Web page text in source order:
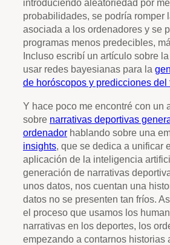
introduciendo aleatoriedad por
probabilidades, se podría romper
asociada a los ordenadores y se
programas menos predecibles,
Incluso escribí un artículo sobre
usar redes bayesianas para la
de horóscopos y predicciones del
Y hace poco me encontré con un
sobre narrativas deportivas
ordenador hablando sobre una
insights, que se dedica a unificar
aplicación de la inteligencia
generación de narrativas
unos datos, nos cuentan una
datos no se presenten tan fríos.
el proceso que usamos los
narrativas en los deportes, los
empezando a contarnos historias